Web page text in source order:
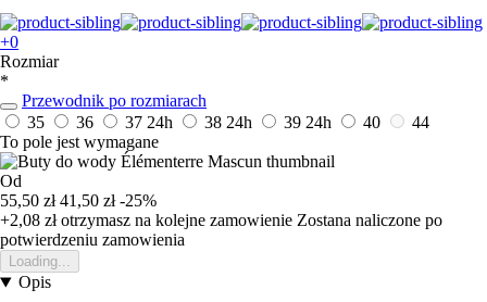
+0
Rozmiar
*
Przewodnik po rozmiarach
35
36 37 24h 38 24h 39 24h 40
44
To pole jest wymagane
Od
55,50 zł 41,50 zł -25%
+2,08 złotrzymasz na kolejne zamowienie Zostana naliczone po
potwierdzeniu zamowienia
Loading...
Opis